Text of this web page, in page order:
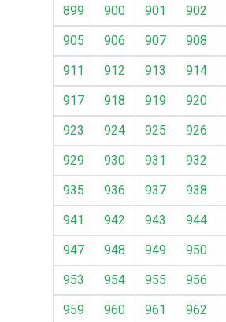
899
900 901 902
905
906 907 908
911
912 913 914
917
918 919 920
923
924 925 926
929
930 931 932
935
936 937 938
941
942 943 944
947
948 949 950
953
954 955 956
959
960 961 962